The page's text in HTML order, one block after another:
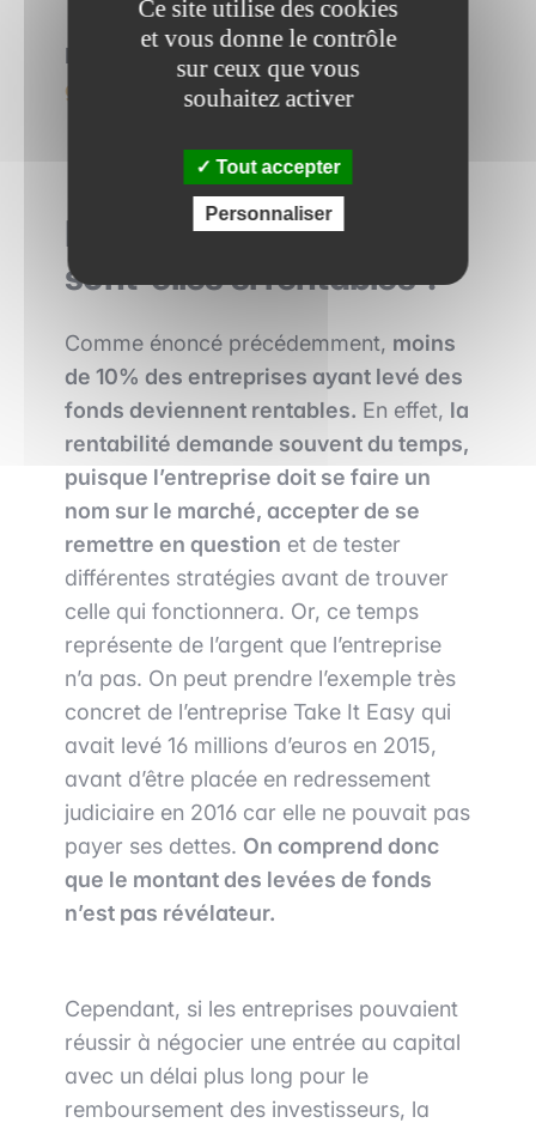
Lire plus :
grosses levées de fonds.
Les levées de fonds
sont-elles si rentables ?
Comme énoncé précédemment, moins
de 10% des entreprises ayant levé des
fonds deviennent rentables. En effet, la
rentabilité demande souvent du temps,
puisque l’entreprise doit se faire un
nom sur le marché, accepter de se
remettre en question et de tester
différentes stratégies avant de trouver
celle qui fonctionnera. Or, ce temps
représente de l’argent que l’entreprise
n’a pas. On peut prendre l’exemple très
concret de l’entreprise Take It Easy qui
avait levé 16 millions d’euros en 2015,
avant d’être placée en redressement
judiciaire en 2016 car elle ne pouvait pas
payer ses dettes. On comprend donc
que le montant des levées de fonds
n’est pas révélateur.
Cependant, si les entreprises pouvaient
réussir à négocier une entrée au capital
avec un délai plus long pour le
remboursement des investisseurs, la
Ce site utilise des cookies
et vous donne le contrôle
sur ceux que vous
souhaitez activer
Tout accepter
Personnaliser